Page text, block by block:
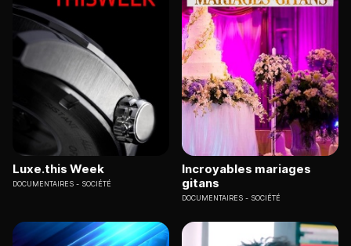
Luxe.this Week
DOCUMENTAIRES SOCIÉTÉ
Incroyables mariages
gitans
DOCUMENTAIRES SOCIÉTÉ